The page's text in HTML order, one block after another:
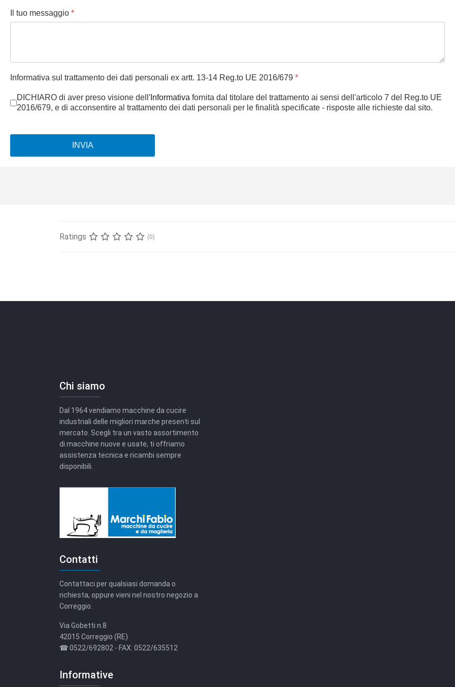
Il tuo messaggio *
Informativa sul trattamento dei dati personali ex artt. 13-14 Reg.to UE 2016/679 *
DICHIARO di aver preso visione dell' Informativa fornita dal titolare del trattamento ai sensi dell'articolo 7 del Reg.to UE
2016/679, e di acconsentire al trattamento dei dati personali per le finalità specificate - risposte alle richieste dal sito.
INVIA
Ratings (0)
Chi siamo
Dal 1964 vendiamo macchine da cucire
industriali delle migliori marche presenti sul
mercato. Scegli tra un vasto assortimento
di macchine nuove e usate, ti offriamo
assistenza tecnica e ricambi sempre
disponibili.
Contatti
Contattaci per qualsiasi domanda o
richiesta, oppure vieni nel nostro negozio a
Correggio.
Via Gobetti n.8
42015 Correggio (RE)
☎ 0522/692802 - FAX: 0522/635512
Informative